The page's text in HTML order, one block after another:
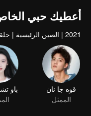
أعطيك حبي
2021
| الصين الرئيسية |
قوه جا نان
الممثل
باو